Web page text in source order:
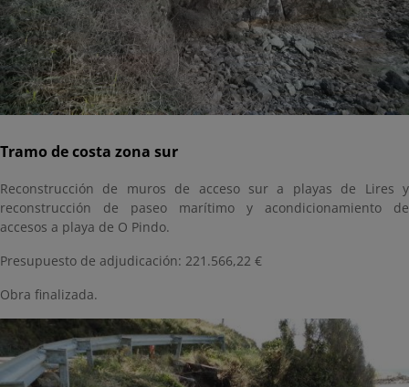
Tramo de costa zona sur
Reconstrucción de muros de acceso sur a playas de Lires y
reconstrucción de paseo marítimo y acondicionamiento de
accesos a playa de O Pindo.
Presupuesto de adjudicación: 221.566,22 €
Obra finalizada.